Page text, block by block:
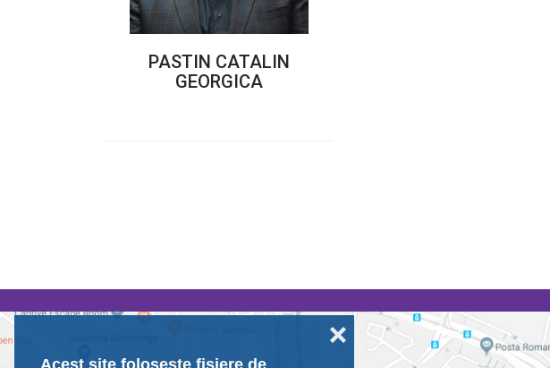
Acest site folosește fișiere de
❌
PASTIN CATALIN
GEORGICA